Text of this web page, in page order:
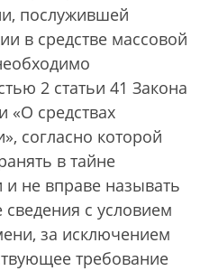
послужившей
в средстве массовой
2 статьи 41 Закона
«О средствах
согласно которой
в тайне
не вправе называть
с условием
за исключением
требование